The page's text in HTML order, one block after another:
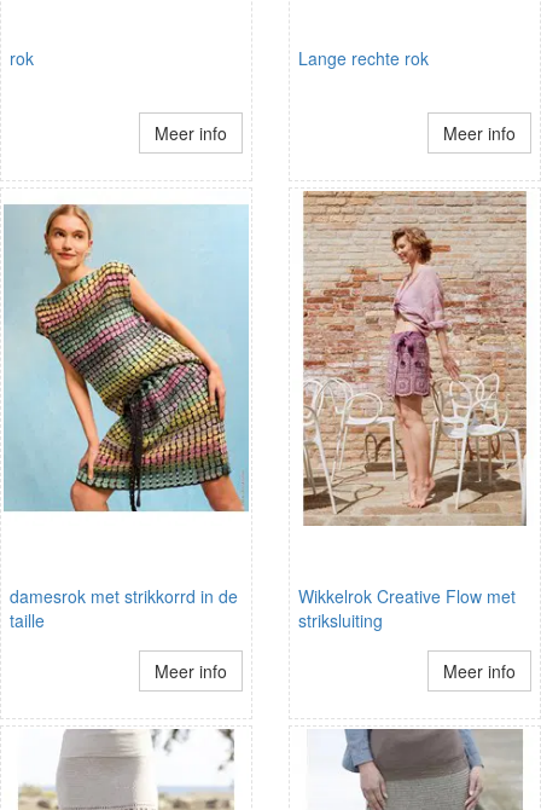
rok
Meer info
Lange rechte rok
Meer info
damesrok met strikkorrd in de
taille
Meer info
Wikkelrok Creative Flow met
striksluiting
Meer info